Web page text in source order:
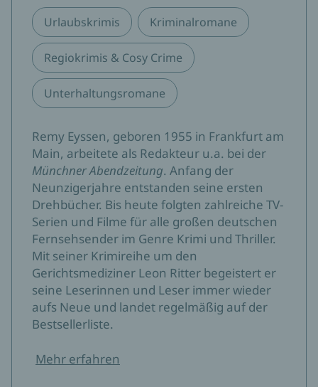
Urlaubskrimis Kriminalromane
Regiokrimis & Cosy Crime
Unterhaltungsromane
Remy Eyssen, geboren 1955 in Frankfurt am
Main, arbeitete als Redakteur u.a. bei der
Münchner Abendzeitung. Anfang der
Neunzigerjahre entstanden seine ersten
Drehbücher. Bis heute folgten zahlreiche TV-
Serien und Filme für alle großen deutschen
Fernsehsender im Genre Krimi und Thriller.
Mit seiner Krimireihe um den
Gerichtsmediziner Leon Ritter begeistert er
seine Leserinnen und Leser immer wieder
aufs Neue und landet regelmäßig auf der
Bestsellerliste.
Mehr erfahren